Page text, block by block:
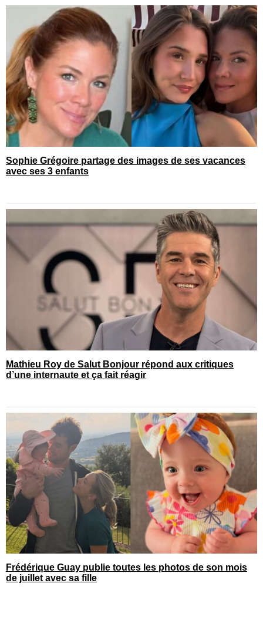
Sophie Grégoire partage des images de ses vacances
avec ses 3 enfants
Mathieu Roy de Salut Bonjour répond aux critiques
d’une internaute et ça fait réagir
Frédérique Guay publie toutes les photos de son mois
de juillet avec sa fille